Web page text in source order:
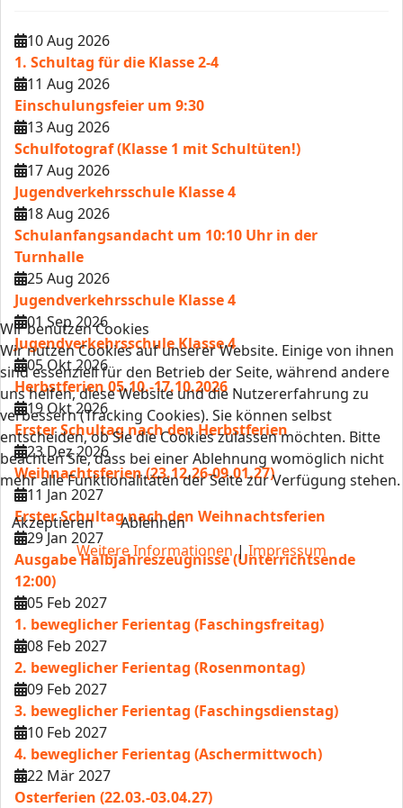
10 Aug 2026
1. Schultag für die Klasse 2-4
11 Aug 2026
Einschulungsfeier um 9:30
13 Aug 2026
Schulfotograf (Klasse 1 mit Schultüten!)
17 Aug 2026
Jugendverkehrsschule Klasse 4
18 Aug 2026
Schulanfangsandacht um 10:10 Uhr in der
Turnhalle
25 Aug 2026
Jugendverkehrsschule Klasse 4
01 Sep 2026
Jugendverkehrsschule Klasse 4
05 Okt 2026
Herbstferien 05.10.-17.10.2026
19 Okt 2026
Erster Schultag nach den Herbstferien
23 Dez 2026
Weihnachtsferien (23.12.26-09.01.27)
11 Jan 2027
Erster Schultag nach den Weihnachtsferien
29 Jan 2027
Ausgabe Halbjahreszeugnisse (Unterrichtsende
12:00)
05 Feb 2027
1. beweglicher Ferientag (Faschingsfreitag)
08 Feb 2027
2. beweglicher Ferientag (Rosenmontag)
09 Feb 2027
3. beweglicher Ferientag (Faschingsdienstag)
10 Feb 2027
4. beweglicher Ferientag (Aschermittwoch)
22 Mär 2027
Osterferien (22.03.-03.04.27)
Wir benutzen Cookies
Wir nutzen Cookies auf unserer Website. Einige von ihnen
sind essenziell für den Betrieb der Seite, während andere
uns helfen, diese Website und die Nutzererfahrung zu
verbessern (Tracking Cookies). Sie können selbst
entscheiden, ob Sie die Cookies zulassen möchten. Bitte
beachten Sie, dass bei einer Ablehnung womöglich nicht
mehr alle Funktionalitäten der Seite zur Verfügung stehen.
Akzeptieren
Ablehnen
Weitere Informationen|Impressum